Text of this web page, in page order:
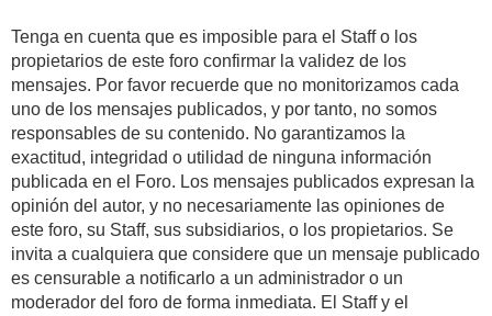
Tenga en cuenta que es imposible para el Staff o los
propietarios de este foro confirmar la validez de los
mensajes. Por favor recuerde que no monitorizamos cada
uno de los mensajes publicados, y por tanto, no somos
responsables de su contenido. No garantizamos la
exactitud, integridad o utilidad de ninguna información
publicada en el Foro. Los mensajes publicados expresan la
opinión del autor, y no necesariamente las opiniones de
este foro, su Staff, sus subsidiarios, o los propietarios. Se
invita a cualquiera que considere que un mensaje publicado
es censurable a notificarlo a un administrador o un
moderador del foro de forma inmediata. El Staff y el